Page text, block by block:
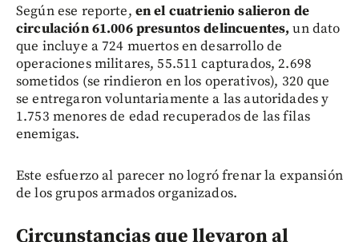
Según ese reporte, en el cuatrienio salieron de
circulación 61.006 presuntos delincuentes,un dato
que incluye a 724 muertos en desarrollo de
operaciones militares, 55.511 capturados, 2.698
sometidos (se rindieron en los operativos), 320 que
se entregaron voluntariamente a las autoridades y
1.753 menores de edad recuperados de las filas
enemigas.
Este esfuerzo al parecer no logró frenar la expansión
de los grupos armados organizados.
Circunstancias que llevaron al